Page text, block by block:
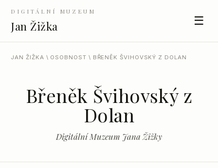
DIGITÁLNÍ MUZEUM
Jan Žižka ☰
JAN ŽIŽKA \ OSOBNOST \ BŘENĚK ŠVIHOVSKÝ Z DOLAN
Břeněk Švihovský z
Dolan
Digitální Muzeum Jana Žižky